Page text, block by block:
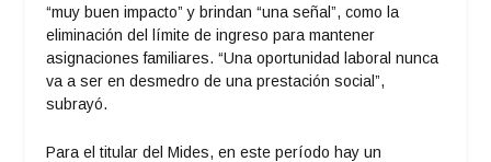
“muy buen impacto” y brindan “una señal”, como la
eliminación del límite de ingreso para mantener
asignaciones familiares. “Una oportunidad laboral nunca
va a ser en desmedro de una prestación social”,
subrayó.
Para el titular del Mides, en este período hay un